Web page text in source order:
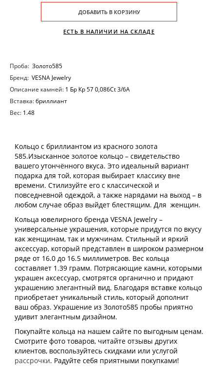
ДОБАВИТЬ В КОРЗИНУ
ЕСТЬ В НАЛИЧИИ НА СКЛАДЕ
Проба: Золото585
Бренд: VESNA Jewelry
Описание камней: 1 Бр Кр 57 0,086Ct 3/6А
Вставка:бриллиант
Вес: 1.48
Кольцо с бриллиантом из красного золота
585.Изысканное золотое кольцо – свидетельство
вашего утончённого вкуса. Это идеальный вариант
подарка для той, которая выбирает классику вне
времени. Стилизуйте его с классической и
повседневной одеждой, а также нарядами на выход – в
любом случае образ выйдет блестящим. Для женщин.
Кольца ювелирного бренда VESNA Jewelry –
универсальные украшения, которые придутся по вкусу
как женщинам, так и мужчинам. Стильный и яркий
аксессуар, который представлен в широком размерном
ряде от 16.0 до 16.5 миллиметров. Вес кольца
составляет 1.39 грамм. Потрясающие камни, которыми
украшен аксессуар, смотрятся органично и придают
украшению элегантный вид. Благодаря вставке кольцо
приобретает уникальный стиль, который дополнит
ваш образ. Украшение из Золото585 пробы приятно
удивит элегантным дизайном.
Покупайте кольца на нашем сайте по выгодным ценам.
Смотрите фото товаров, читайте отзывы других
клиентов, воспользуйтесь скидками или услугой
рассрочки. Радуйте себя приятными покупками!